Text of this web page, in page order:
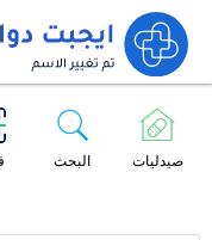
صيدليات البحث